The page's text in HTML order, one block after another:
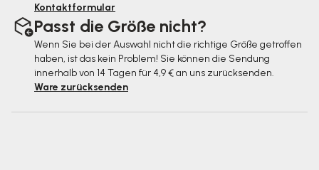
Kontaktformular
Passt die Größe nicht?
Wenn Sie bei der Auswahl nicht die richtige Größe getroffen
haben, ist das kein Problem! Sie können die Sendung
innerhalb von 14 Tagen für 4,9 € an uns zurücksenden.
Ware zurücksenden